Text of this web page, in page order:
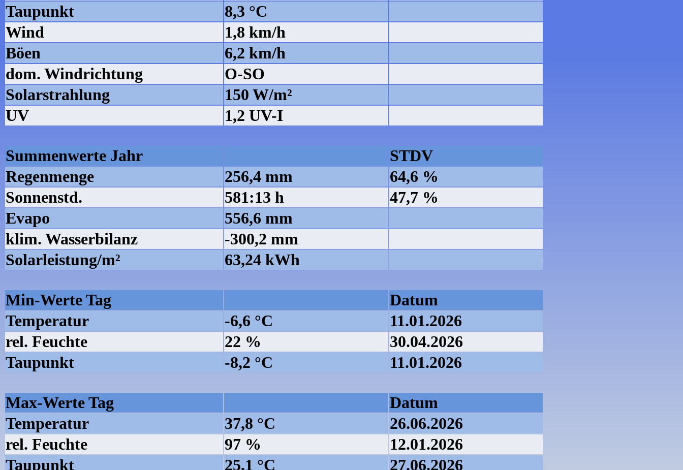
Taupunkt
8,3 °C
Wind
1,8 km/h
Böen
6,2 km/h
dom. Windrichtung
O-SO
Solarstrahlung
150 W/m²
UV
1,2 UV-I
Summenwerte Jahr
STDV
Regenmenge
256,4 mm
64,6 %
Sonnenstd.
581:13 h
47,7 %
Evapo
556,6 mm
klim. Wasserbilanz
-300,2 mm
Solarleistung/m²
63,24 kWh
Min-Werte Tag
Datum
Temperatur
-6,6 °C
11.01.2026
rel. Feuchte
22 %
30.04.2026
Taupunkt
-8,2 °C 11.01.2026
Max-Werte Tag
Datum
Temperatur
37,8 °C
26.06.2026
rel. Feuchte
97 %
12.01.2026
Taupunkt
25,1 °C 27.06.2026